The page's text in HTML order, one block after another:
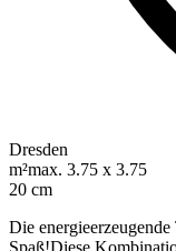
Dresden
m²max. 3.75 x 3.75
20 cm
Die
Spaß!Diese